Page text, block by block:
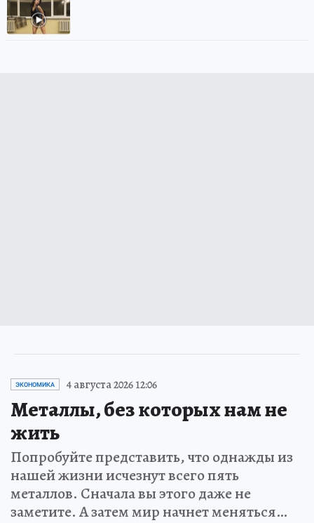
ЭКОНОМИКА 4 августа 2026 12:06
Металлы, без которых нам не
жить
Попробуйте представить, что однажды из
нашей жизни исчезнут всего пять
металлов. Сначала вы этого даже не
заметите. А затем мир начнет меняться…